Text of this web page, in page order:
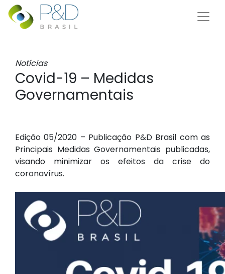
Notícias
Covid-19 – Medidas
Governamentais
Edição 05/2020 – Publicação P&D Brasil com as
Principais Medidas Governamentais publicadas,
visando minimizar os efeitos da crise do
coronavírus.